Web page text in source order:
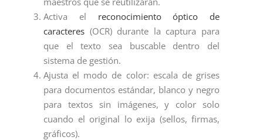
Activa el reconocimiento óptico de
caracteres (OCR) durante la captura para
que el texto sea buscable dentro del
sistema de gestión.
Ajusta el modo de color: escala de grises
para documentos estándar, blanco y negro
para textos sin imágenes, y color solo
cuando el original lo exija (sellos, firmas,
gráficos).